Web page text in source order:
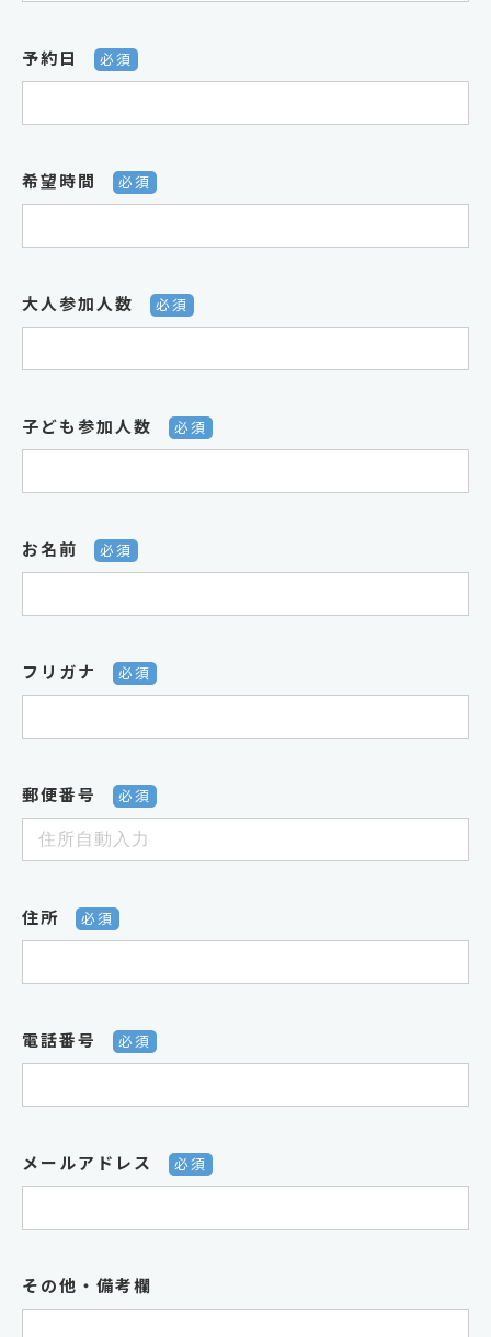
予約日 必須
希望時間 必須
大人参加人数 必須
子ども参加人数 必須
お名前 必須
フリガナ 必須
郵便番号 必須
住所 必須
電話番号 必須
メールアドレス 必須
その他・備考欄